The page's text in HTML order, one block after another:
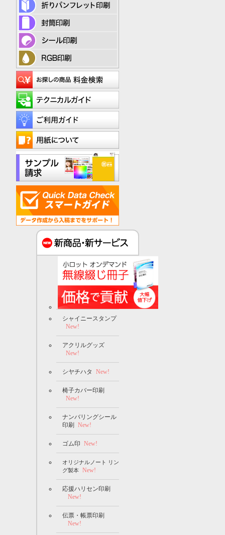
シャイニースタンプ
New!
アクリルグッズ
New!
シヤチハタ New!
椅子カバー印刷
New!
ナンバリングシール
印刷
New!
ゴム印 New!
オリジナルノート リン
グ製本 New!
応援ハリセン印刷
New!
伝票・帳票印刷
New!